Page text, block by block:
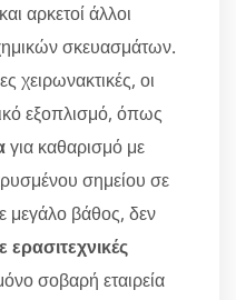
αρκετοί άλλοι
σκευασμάτων.
χειρωνακτικές, οι
εξοπλισμό, όπως
για καθαρισμό με
σημείου σε
μεγάλο βάθος, δεν
ερασιτεχνικές
σοβαρή εταιρεία